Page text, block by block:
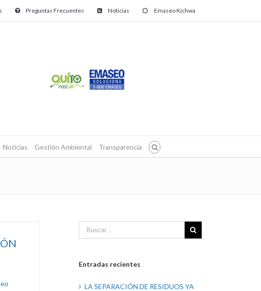
Preguntas Frecuentes Noticias Emaseo Kichwa
Noticias Gestión Ambiental Transparencia
Entradas recientes
LA SEPARACIÓN DE RESIDUOS YA